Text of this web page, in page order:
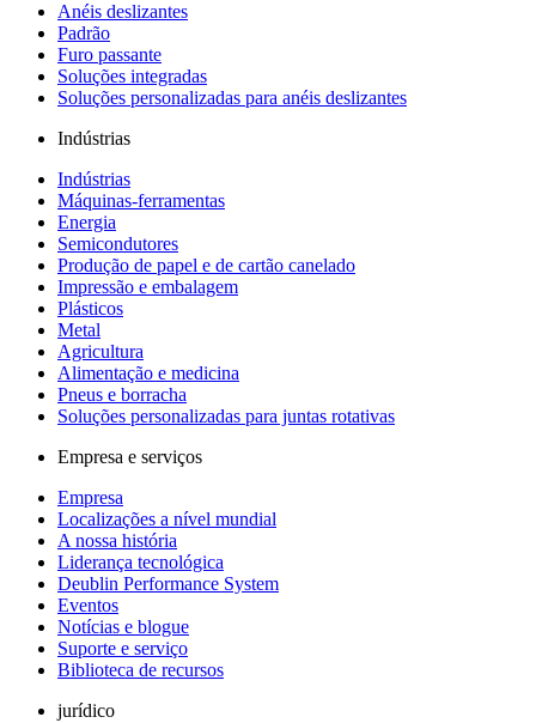
Anéis deslizantes
Padrão
Furo passante
Soluções integradas
Soluções personalizadas para anéis deslizantes
Indústrias
Indústrias
Máquinas-ferramentas
Energia
Semicondutores
Produção de papel e de cartão canelado
Impressão e embalagem
Plásticos
Metal
Agricultura
Alimentação e medicina
Pneus e borracha
Soluções personalizadas para juntas rotativas
Empresa e serviços
Empresa
Localizações a nível mundial
A nossa história
Liderança tecnológica
Deublin Performance System
Eventos
Notícias e blogue
Suporte e serviço
Biblioteca de recursos
jurídico